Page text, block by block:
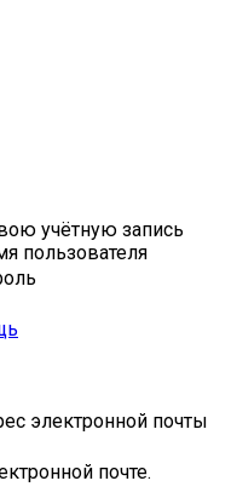
учётную запись
пользователя
электронной почты
почте.